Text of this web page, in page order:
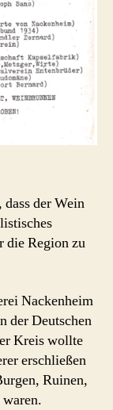
der Wein
die Region zu
Nackenheim
der Deutschen
Kreis wollte
erschließen
Ruinen,